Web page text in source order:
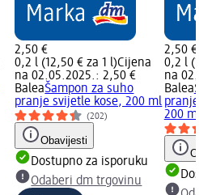
2,50 €
0,2 l (12,50 € za 1 l)Cijena
na 02.05.2025.: 2,50 €
BaleaŠampon za suho
pranje svijetle kose, 200 ml
(202)
Obavijesti
Dostupno za isporuku
Odaberi dm trgovinu
2,50 €
0,2 l
na
Balea
pranje
200 ml